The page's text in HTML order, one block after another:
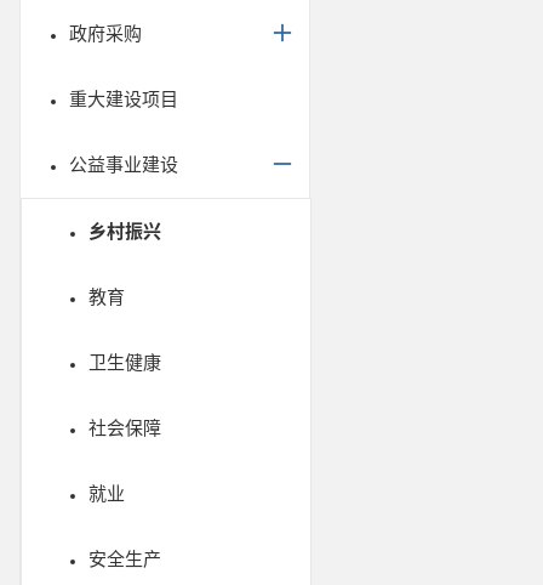
政府采购
重大建设项目
公益事业建设
乡村振兴
教育
卫生健康
社会保障
就业
安全生产